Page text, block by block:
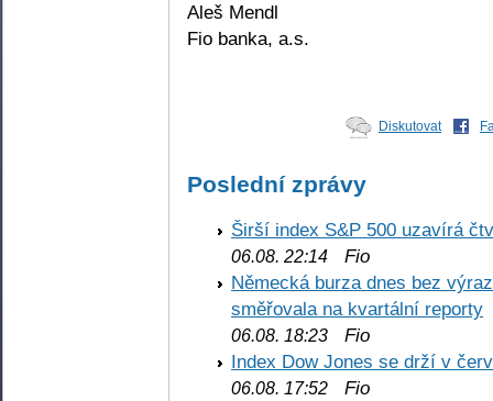
Aleš Mendl
Fio banka, a.s.
Diskutovat
Poslední zprávy
Širší index S&P 500 uzavírá
06.08. 22:14 Fio
Německá burza dnes bez
směřovala na kvartální reporty
06.08. 18:23 Fio
Index Dow Jones se drží v
06.08. 17:52 Fio